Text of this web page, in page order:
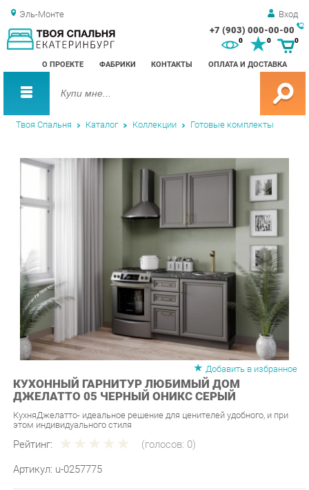
Эль-Монте Вход
+7 (903) 000-00-00
О ПРОЕКТЕ ФАБРИКИ КОНТАКТЫ ОПЛАТА И ДОСТАВКА
0 0
Твоя Спальня Каталог Коллекции Готовые комплекты
Добавить в избранное
КУХОННЫЙ ГАРНИТУР ЛЮБИМЫЙ ДОМ
ДЖЕЛАТТО 05 ЧЕРНЫЙ ОНИКС СЕРЫЙ
КухняДжелатто- идеальное решение для ценителей удобного, и при
Рейтинг:
Артикул: u-0257775